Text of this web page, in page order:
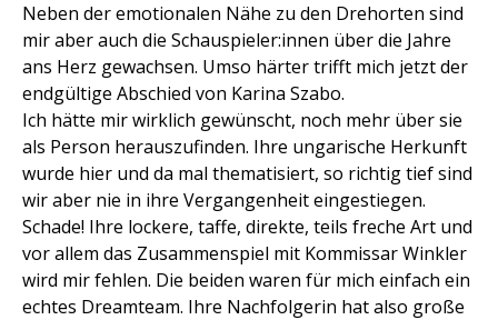
Neben der emotionalen Nähe zu den Drehorten sind
mir aber auch die Schauspieler:innen über die Jahre
ans Herz gewachsen. Umso härter trifft mich jetzt der
endgültige Abschied von Karina Szabo.
Ich hätte mir wirklich gewünscht, noch mehr über sie
als Person herauszufinden. Ihre ungarische Herkunft
wurde hier und da mal thematisiert, so richtig tief sind
wir aber nie in ihre Vergangenheit eingestiegen.
Schade! Ihre lockere, taffe, direkte, teils freche Art und
vor allem das Zusammenspiel mit Kommissar Winkler
wird mir fehlen. Die beiden waren für mich einfach ein
echtes Dreamteam. Ihre Nachfolgerin hat also große